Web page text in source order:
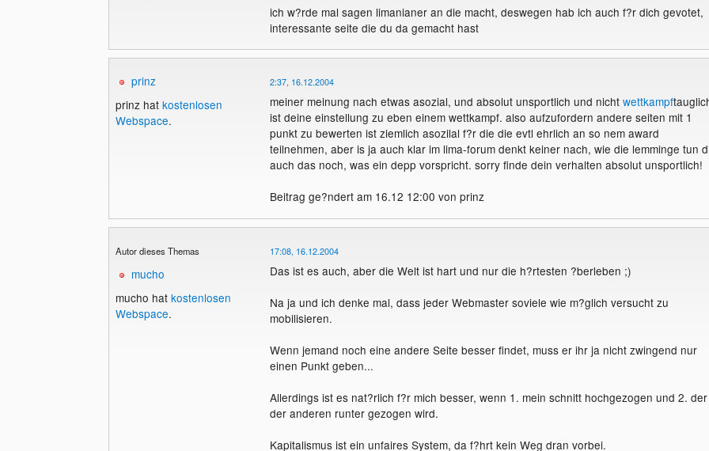
ich w?rde mal sagen limanianer an die macht, deswegen hab ich auch f?r dich gevotet,
interessante seite die du da gemacht hast
prinz
prinz hat kostenlosen
Webspace.
2:37, 16.12.2004
meiner meinung nach etwas asozial, und absolut unsportlich und nicht wettkampf
ist deine einstellung zu eben einem wettkampf. also aufzufordern andere seiten mit 1
punkt zu bewerten ist ziemlich asozilal f?r die die evtl ehrlich an so nem award
teilnehmen, aber is ja auch klar im lima-forum denkt keiner nach, wie die lemminge tun
auch das noch, was ein depp vorspricht. sorry finde dein verhalten absolut unsportlich!
Beitrag ge?ndert am 16.12 12:00 von prinz
Autor dieses Themas
mucho
mucho hat kostenlosen
Webspace.
17:08, 16.12.2004
Das ist es auch, aber die Welt ist hart und nur die h?rtesten ?berleben ;)
Na ja und ich denke mal, dass jeder Webmaster soviele wie m?glich versucht zu
mobilisieren.
Wenn jemand noch eine andere Seite besser findet, muss er ihr ja nicht zwingend nur
einen Punkt geben...
Allerdings ist es nat?rlich f?r mich besser, wenn 1. mein schnitt hochgezogen und 2. der
der anderen runter gezogen wird.
Kapitalismus ist ein unfaires System, da f?hrt kein Weg dran vorbei.